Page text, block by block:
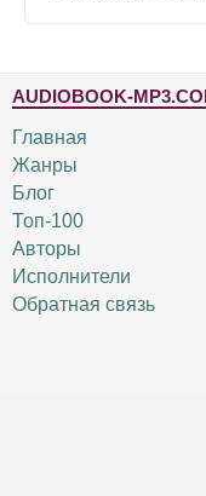
AUDIOBOOK-
Главная
Жанры
Блог
Топ-100
Авторы
Исполнители
Обратная связь